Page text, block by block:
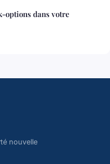
options dans votre
nouvelle